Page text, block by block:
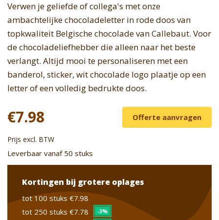
Verwen je geliefde of collega's met onze
ambachtelijke chocoladeletter in rode doos van
topkwaliteit Belgische chocolade van Callebaut. Voor
de chocoladeliefhebber die alleen naar het beste
verlangt. Altijd mooi te personaliseren met een
banderol, sticker, wit chocolade logo plaatje op een
letter of een volledig bedrukte doos.
€7.98 Offerte aanvragen
Prijs excl. BTW
Leverbaar vanaf 50 stuks
Kortingen bij grotere oplages
tot 100 stuks €7.98
tot 250 stuks €7.78 -3%